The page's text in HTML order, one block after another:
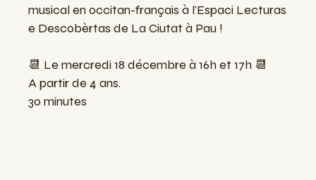
musical en occitan-français à l'Espaci Lecturas
e Descobèrtas de La Ciutat à Pau !
📆 Le mercredi 18 décembre à 16h et 17h 📆
A partir de 4 ans.
30 minutes